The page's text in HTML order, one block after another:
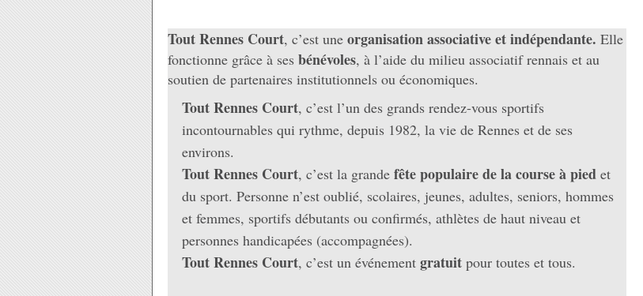
Tout Rennes Court, c’est une organisation associative et indépendante. Elle
fonctionne grâce à ses bénévoles, à l’aide du milieu associatif rennais et au
soutien de partenaires institutionnels ou économiques.
Tout Rennes Court, c’est l’un des grands rendez-vous sportifs
incontournables qui rythme, depuis 1982, la vie de Rennes et de ses
environs.
Tout Rennes Court, c’est la grande fête populaire de la course à pied et
du sport. Personne n’est oublié, scolaires, jeunes, adultes, seniors, hommes
et femmes, sportifs débutants ou confirmés, athlètes de haut niveau et
personnes handicapées (accompagnées).
Tout Rennes Court, c’est un événement gratuit pour toutes et tous.